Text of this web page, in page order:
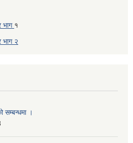
भाग १
भाग २
सम्बन्धमा ।